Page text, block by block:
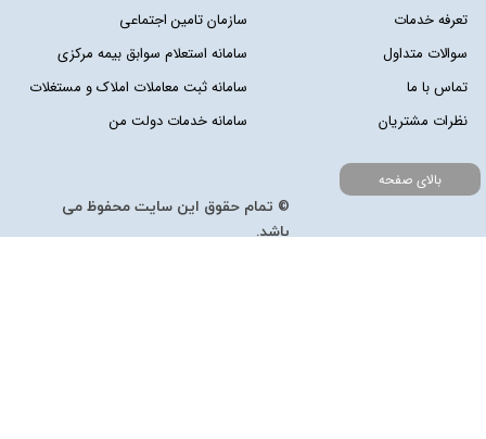
تعرفه خدمات
سوالات متداول
تماس با ما
نظرات مشتریان
سازمان تامین اجتماعی
سامانه استعلام سوابق بیمه مرکزی
سامانه ثبت معاملات املاک و مستغلات
سامانه خدمات دولت من
© تمام حقوق این سایت محفوظ می
باشد.
بالای صفحه